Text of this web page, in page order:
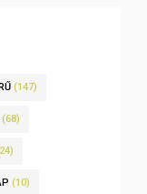
(147)
(68)
(10)